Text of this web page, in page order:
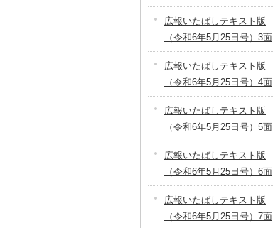
広報いたばしテキスト版
（令和6年5月25日号）3面
広報いたばしテキスト版
（令和6年5月25日号）4面
広報いたばしテキスト版
（令和6年5月25日号）5面
広報いたばしテキスト版
（令和6年5月25日号）6面
広報いたばしテキスト版
（令和6年5月25日号）7面